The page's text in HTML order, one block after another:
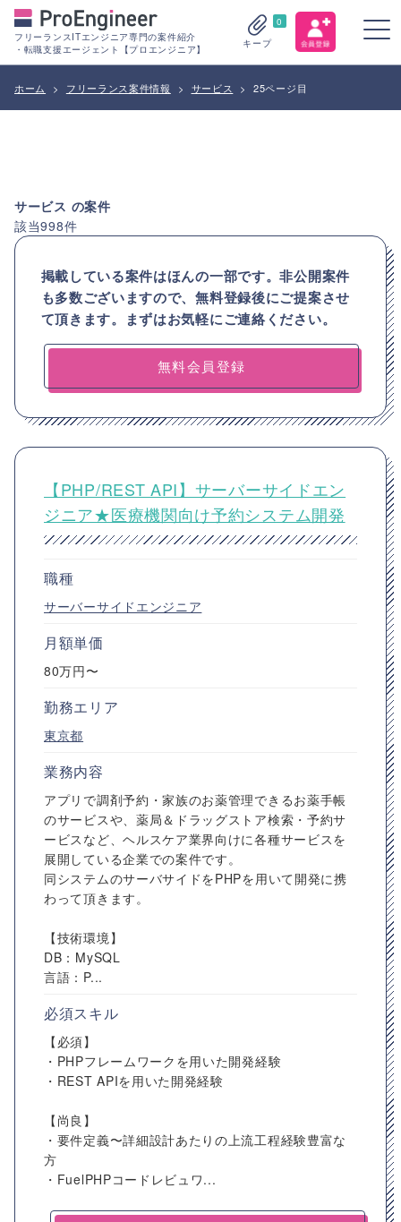
フリーランスITエンジニア専門の案件紹介
・転職支援エージェント【プロエンジニア】
0
キープ
ホーム > フリーランス案件情報 > サービス > 25ページ目
サービス の案件
該当998件
掲載している案件はほんの一部です。非公開案件
も多数ございますので、無料登録後にご提案させ
て頂きます。まずはお気軽にご連絡ください。
無料会員登録
【PHP/REST API】サーバーサイドエン
ジニア★医療機関向け予約システム開発
職種
サーバーサイドエンジニア
月額単価
80万円〜
勤務エリア
東京都
業務内容
アプリで調剤予約・家族のお薬管理できるお薬手帳
のサービスや、薬局＆ドラッグストア検索・予約サ
ービスなど、ヘルスケア業界向けに各種サービスを
展開している企業での案件です。
同システムのサーバサイドをPHPを用いて開発に携
わって頂きます。
【技術環境】
DB：MySQL
言語：P...
必須スキル
【必須】
・PHPフレームワークを用いた開発経験
・REST APIを用いた開発経験
【尚良】
・要件定義〜詳細設計あたりの上流工程経験豊富な
方
・FuelPHPコードレビュワ...